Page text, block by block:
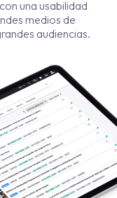
una usabilidad
medios de
audiencias.